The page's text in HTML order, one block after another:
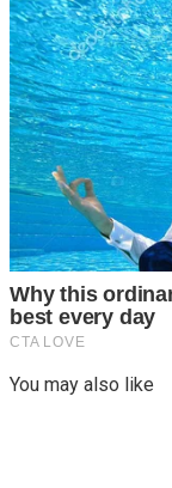
You may also like